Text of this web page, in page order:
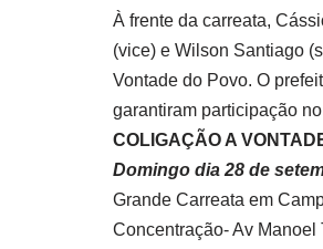
À frente da carreata,
(vice) e Wilson Santiago
Vontade do Povo. O
garantiram participação
COLIGAÇÃO A
Domingo dia 28 de
Grande Carreata em
Concentração- Av Manoel